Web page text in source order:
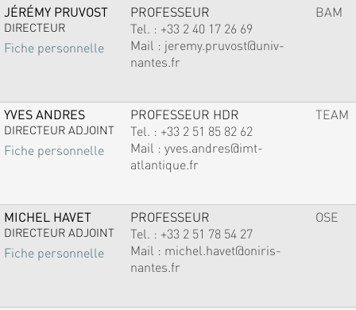
JÉRÉMY PRUVOST
DIRECTEUR
Fiche personnelle
PROFESSEUR
Tel. : +33 2 40 17 26 69
Mail : jeremy.pruvost@univ-
nantes.fr
BAM
YVES ANDRES
DIRECTEUR ADJOINT
Fiche personnelle
PROFESSEUR HDR
Tel. : +33 2 51 85 82 62
Mail : yves.andres@imt-
atlantique.fr
TEAM
MICHEL HAVET
DIRECTEUR ADJOINT
Fiche personnelle
PROFESSEUR
Tel. : +33 2 51 78 54 27
Mail : michel.havet@oniris-
nantes.fr
OSE